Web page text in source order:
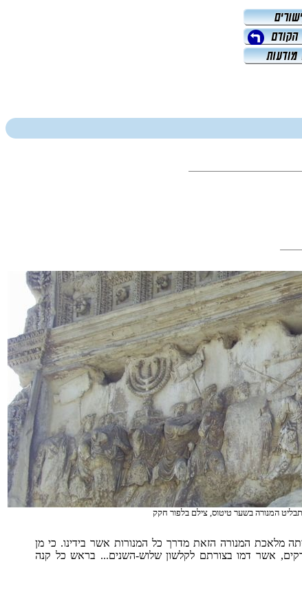
תבליט המנורה בשער טיטוס, צילם בלפור חקק
מלאכת המנורה הזאת מדרך כל המנורות אשר בידינו. כי מן
אשר דמו בצורתם לקלשון שלוש-השנים... בראש כל קנה